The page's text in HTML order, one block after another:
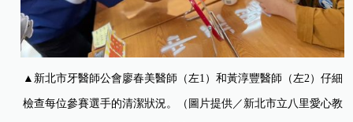
▲新北市牙醫師公會廖春美醫師（左1）和黃淳豐醫師（左2）仔細
檢查每位參賽選手的清潔狀況。（圖片提供／新北市立八里愛心教